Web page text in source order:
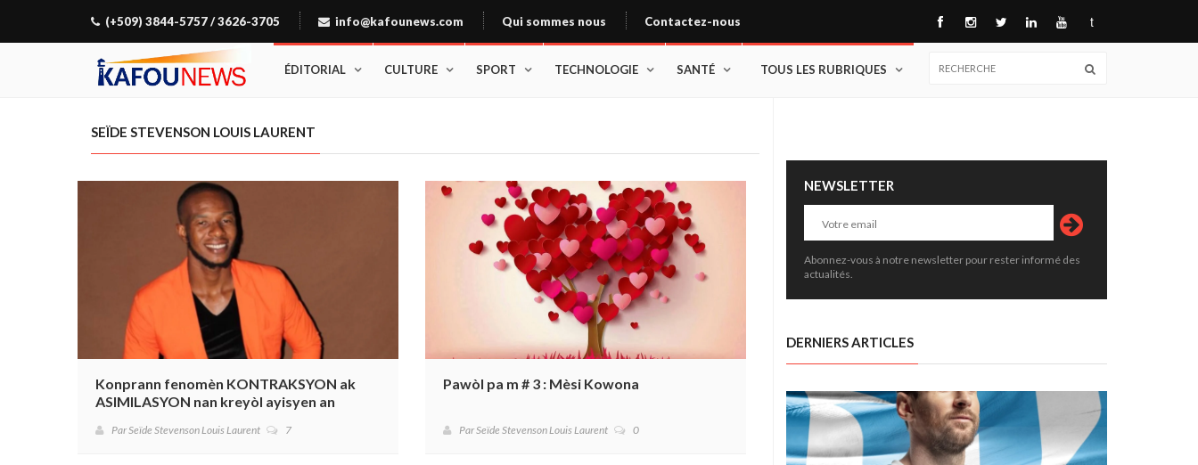
(+509) 3844-5757 / 3626-3705 info@kafounews.com Qui sommes nous Contactez-nous t
ÉDITORIAL CULTURE SPORT TECHNOLOGIE SANTÉ TOUS LES RUBRIQUES
SEÏDE STEVENSON LOUIS LAURENT
Konprann fenomèn KONTRAKSYON ak
ASIMILASYON nan kreyòl ayisyen an
Par Seïde Stevenson Louis Laurent 7
Pawòl pa m # 3 : Mèsi Kowona
Par Seïde Stevenson Louis Laurent 0
NEWSLETTER
Abonnez-vous à notre newsletter pour rester informé des
actualités.
DERNIERS ARTICLES